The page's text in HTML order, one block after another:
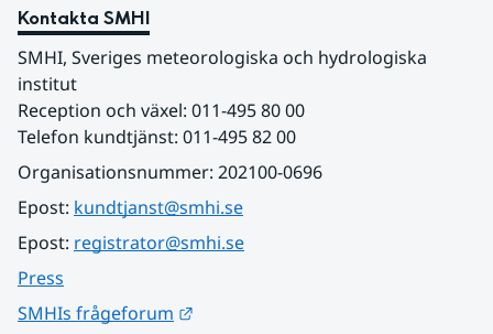
Kontakta SMHI
SMHI, Sveriges meteorologiska och hydrologiska
institut
Reception och växel: 011-495 80 00
Telefon kundtjänst: 011-495 82 00
Organisationsnummer: 202100-0696
Epost: kundtjanst@smhi.se
Epost: registrator@smhi.se
Press
SMHIs frågeforum